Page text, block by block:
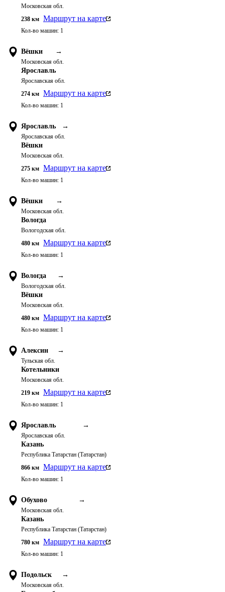
Московская обл.
238 км Маршрут на карте
Кол-во машин: 1
Вёшки →
Московская обл.
Ярославль
Ярославская обл.
274 км Маршрут на карте
Кол-во машин: 1
Ярославль →
Ярославская обл.
Вёшки
Московская обл.
275 км Маршрут на карте
Кол-во машин: 1
Вёшки →
Московская обл.
Вологда
Вологодская обл.
480 км Маршрут на карте
Кол-во машин: 1
Вологда →
Вологодская обл.
Вёшки
Московская обл.
480 км Маршрут на карте
Кол-во машин: 1
Алексин →
Тульская обл.
Котельники
Московская обл.
219 км Маршрут на карте
Кол-во машин: 1
Ярославль →
Ярославская обл.
Казань
Республика Татарстан (Татарстан)
866 км Маршрут на карте
Кол-во машин: 1
Обухово →
Московская обл.
Казань
Республика Татарстан (Татарстан)
780 км Маршрут на карте
Кол-во машин: 1
Подольск →
Московская обл.